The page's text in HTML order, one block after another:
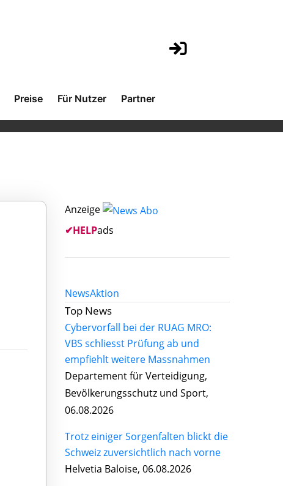
Preise Für Nutzer Partner
Anzeige
✔HELPads
NewsAktion
Top News
Cybervorfall bei der RUAG MRO:
VBS schliesst Prüfung ab und
empfiehlt weitere Massnahmen
Departement für Verteidigung,
Bevölkerungsschutz und Sport,
06.08.2026
Trotz einiger Sorgenfalten blickt die
Schweiz zuversichtlich nach vorne
Helvetia Baloise, 06.08.2026